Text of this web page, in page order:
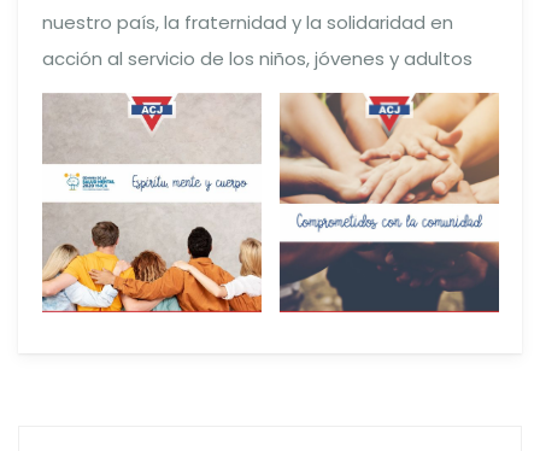
nuestro país, la fraternidad y la solidaridad en
acción al servicio de los niños, jóvenes y adultos